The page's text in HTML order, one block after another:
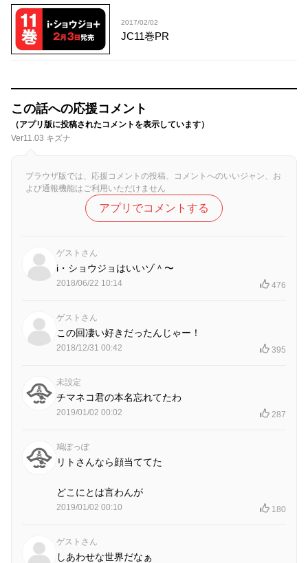
2017/02/02
JC11巻PR
この話への応援コメント
（アプリ版に投稿されたコメントを表示しています）
Ver11.03 キズナ
ブラウザ版では、応援コメントの投稿、コメントへのいいジャン、お
よび通報機能はご利用いただけません
アプリでコメントする
ゲストさん
i・ショウジョはいいゾ＾〜
2018/06/22 10:14 476
ゲストさん
この回凄い好きだったんじゃー！
2018/12/31 00:42 395
未設定
チマネコ君の本名忘れてたわ
2019/01/02 00:02 287
鳩ぽっぽ
リトさんなら顔当ててた
どこにとは言わんが
2019/01/02 00:10 180
ゲストさん
しあわせな世界だなぁ